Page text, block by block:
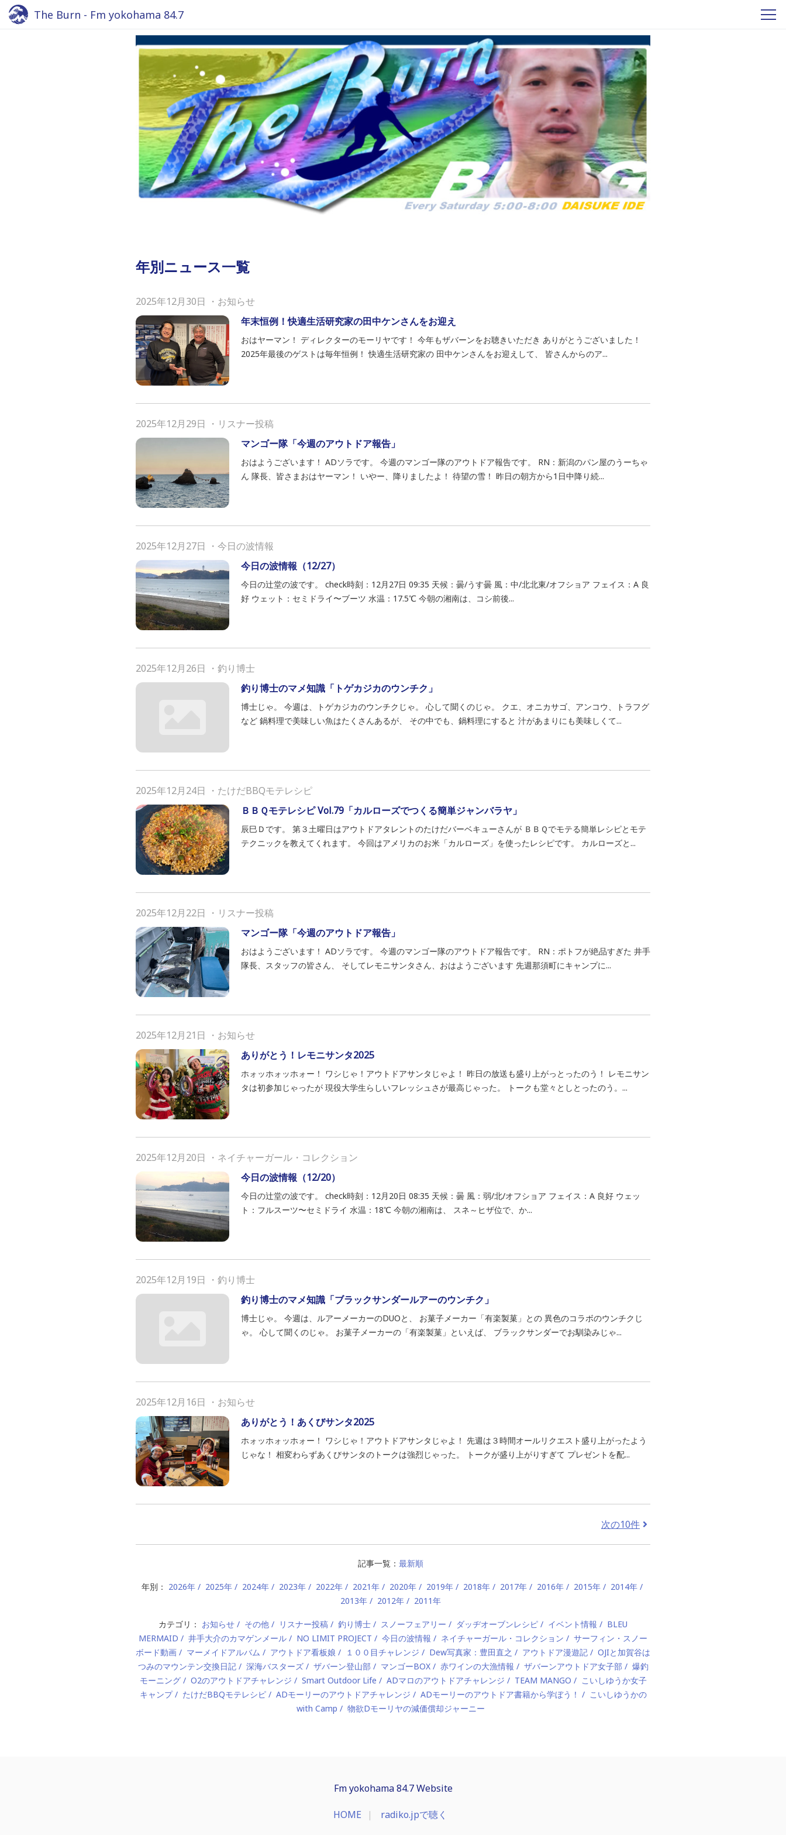
The Burn - Fm yokohama 84.7
年別ニュース一覧
2025年12月30日 ・ お知らせ
年末恒例！快適生活研究家の田中ケンさんをお迎え
おはヤーマン！ ディレクターのモーリヤです！ 今年もザバーンをお聴きいただき ありがとうございました！
2025年最後のゲストは毎年恒例！ 快適生活研究家の 田中ケンさんをお迎えして、 皆さんからのア...
2025年12月29日 ・ リスナー投稿
マンゴー隊「今週のアウトドア報告」
おはようございます！ ADソラです。 今週のマンゴー隊のアウトドア報告です。 RN：新潟のパン屋のうーちゃ
ん 隊長、皆さまおはヤーマン！ いやー、降りましたよ！ 待望の雪！ 昨日の朝方から1日中降り続...
2025年12月27日 ・ 今日の波情報
今日の波情報（12/27）
今日の辻堂の波です。 check時刻：12月27日 09:35 天候：曇/うす曇 風：中/北北東/オフショア フェイス：A 良
好 ウェット：セミドライ〜ブーツ 水温：17.5℃ 今朝の湘南は、コシ前後...
2025年12月26日 ・ 釣り博士
釣り博士のマメ知識「トゲカジカのウンチク」
博士じゃ。 今週は、トゲカジカのウンチクじゃ。 心して聞くのじゃ。 クエ、オニカサゴ、アンコウ、トラフグ
など 鍋料理で美味しい魚はたくさんあるが、 その中でも、鍋料理にすると 汁があまりにも美味しくて...
2025年12月24日 ・ たけだBBQモテレシピ
ＢＢＱモテレシピ Vol.79「カルローズでつくる簡単ジャンバラヤ」
辰巳Ｄです。 第３土曜日はアウトドアタレントのたけだバーベキューさんが ＢＢＱでモテる簡単レシピとモテ
テクニックを教えてくれます。 今回はアメリカのお米「カルローズ」を使ったレシピです。 カルローズと...
2025年12月22日 ・ リスナー投稿
マンゴー隊「今週のアウトドア報告」
おはようございます！ ADソラです。 今週のマンゴー隊のアウトドア報告です。 RN：ポトフが絶品すぎた 井手
隊長、スタッフの皆さん、 そしてレモニサンタさん、おはようございます 先週那須町にキャンプに...
2025年12月21日 ・ お知らせ
ありがとう！レモニサンタ2025
ホォッホォッホォー！ ワシじゃ！アウトドアサンタじゃよ！ 昨日の放送も盛り上がっとったのう！ レモニサン
タは初参加じゃったが 現役大学生らしいフレッシュさが最高じゃった。 トークも堂々としとったのう。...
2025年12月20日 ・ ネイチャーガール・コレクション
今日の波情報（12/20）
今日の辻堂の波です。 check時刻：12月20日 08:35 天候：曇 風：弱/北/オフショア フェイス：A 良好 ウェッ
ト：フルスーツ〜セミドライ 水温：18℃ 今朝の湘南は、 スネ～ヒザ位で、か...
2025年12月19日 ・ 釣り博士
釣り博士のマメ知識「ブラックサンダールアーのウンチク」
博士じゃ。 今週は、ルアーメーカーのDUOと、 お菓子メーカー「有楽製菓」との 異色のコラボのウンチクじ
ゃ。 心して聞くのじゃ。 お菓子メーカーの「有楽製菓」といえば、 ブラックサンダーでお馴染みじゃ...
2025年12月16日 ・ お知らせ
ありがとう！あくびサンタ2025
ホォッホォッホォー！ ワシじゃ！アウトドアサンタじゃよ！ 先週は３時間オールリクエスト盛り上がったよう
じゃな！ 相変わらずあくびサンタのトークは強烈じゃった。 トークが盛り上がりすぎて プレゼントを配...
次の10件
記事一覧： 最新順
年別： 2026年 2025年 2024年 2023年 2022年 2021年 2020年 2019年 2018年 2017年 2016年 2015年
2014年
2013年
2012年 2011年
カテゴリ： お知らせ その他 リスナー投稿 釣り博士 スノーフェアリー ダッヂオーブンレシピ イベント情報
BLEU
MERMAID
井手大介のカマゲンメール NO LIMIT PROJECT 今日の波情報 ネイチャーガール・コレクション
サーフィン・スノー
ボード動画
マーメイドアルバム アウトドア看板娘 １００目チャレンジ Dew写真家：豊田直之 アウトドア漫遊記
OJIと加賀谷は
つみのマウンテン交換日記
深海バスターズ ザバーン登山部 マンゴーBOX 赤ワインの大漁情報 ザバーンアウトドア女子部
爆釣
モーニング
O2のアウトドアチャレンジ Smart Outdoor Life ADマロのアウトドアチャレンジ TEAM MANGO
こいしゆうか女子
キャンプ
たけだBBQモテレシピ ADモーリーのアウトドアチャレンジ ADモーリーのアウトドア書籍から学ぼう！
こいしゆうかの
with Camp
物欲Dモーリヤの減価償却ジャーニー
Fm yokohama 84.7 Website
HOME radiko.jpで聴く